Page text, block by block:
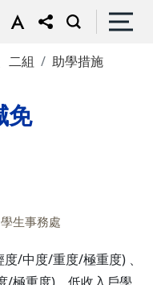
二組
助學措施
免
生事務處
/中度/重度/極重度) 、